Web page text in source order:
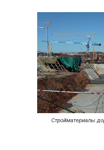
Стройматериалы